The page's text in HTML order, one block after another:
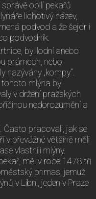
obilí pekařů.
lichotivý název,
podvod a že šejdr i
podvodník.
byl lodní anebo
prámech, nebo
„kompy“.
mlýna byl
v držení pražských
nedorozumění a
Často pracovali, jak se
v převážné většině měli
vlastnili mlýny.
měl v roce 1478 tři
primas, jemuž
v Libni, jeden v Praze